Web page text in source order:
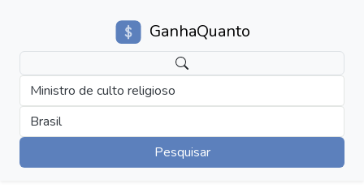
GanhaQuanto
Ministro de culto religioso
Brasil
Pesquisar